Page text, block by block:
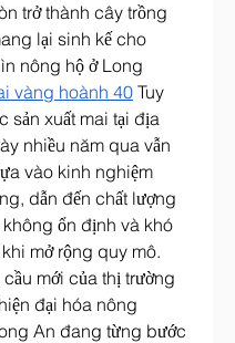
trở thành cây trồng
lại sinh kế cho
nông hộ ở Long
vàng hoành 40 Tuy
sản xuất mai tại địa
nhiều năm qua vẫn
vào kinh nghiệm
dẫn đến chất lượng
không ổn định và khó
mở rộng quy mô.
cầu mới của thị trường
đại hóa nông
An đang từng bước